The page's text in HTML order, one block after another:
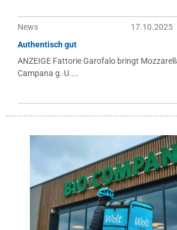
News
17.10.2025
Authentisch gut
ANZEIGE Fattorie Garofalo bringt
Campana g. U....